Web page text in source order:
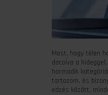
Most, hogy télen
dacolva a
harmadik
tartozom, és
edzés között,